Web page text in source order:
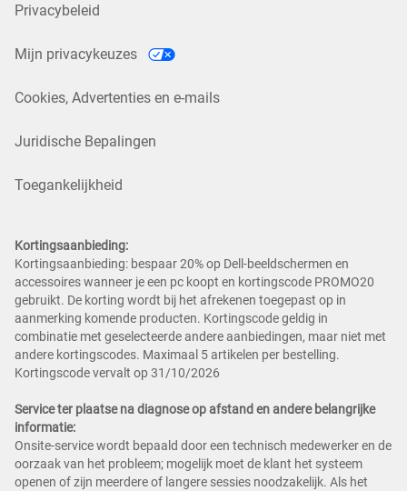
Privacybeleid
Mijn privacykeuzes
Cookies, Advertenties en e-mails
Juridische Bepalingen
Toegankelijkheid
Kortingsaanbieding:
Kortingsaanbieding: bespaar 20% op Dell-beeldschermen en
accessoires wanneer je een pc koopt en kortingscode PROMO20
gebruikt. De korting wordt bij het afrekenen toegepast op in
aanmerking komende producten. Kortingscode geldig in
combinatie met geselecteerde andere aanbiedingen, maar niet met
andere kortingscodes. Maximaal 5 artikelen per bestelling.
Kortingscode vervalt op 31/10/2026
Service ter plaatse na diagnose op afstand en andere belangrijke
informatie:
Onsite-service wordt bepaald door een technisch medewerker en de
oorzaak van het probleem; mogelijk moet de klant het systeem
openen of zijn meerdere of langere sessies noodzakelijk. Als het